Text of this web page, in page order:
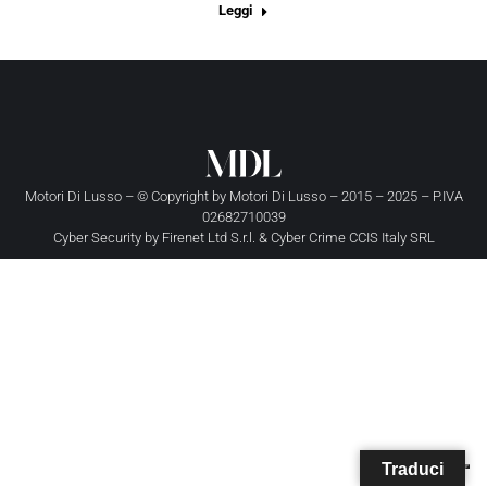
Leggi
Motori Di Lusso – © Copyright by Motori Di Lusso– 2015 – 2025 – P.IVA
02682710039
Cyber Security by Firenet Ltd S.r.l. & Cyber Crime CCIS Italy SRL
Traduci